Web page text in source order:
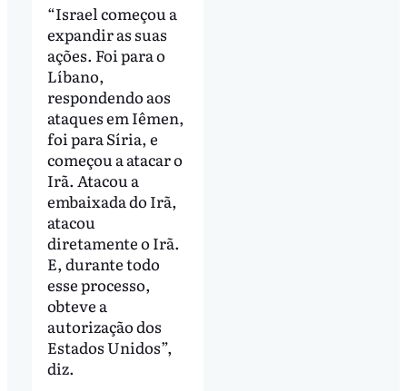
“Israel começou a
expandir as suas
ações. Foi para o
Líbano,
respondendo aos
ataques em Iêmen,
foi para Síria, e
começou a atacar o
Irã. Atacou a
embaixada do Irã,
atacou
diretamente o Irã.
E, durante todo
esse processo,
obteve a
autorização dos
Estados Unidos”,
diz.